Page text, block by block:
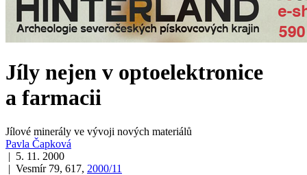
Jíly nejen v optoelektronice
a farmacii
Jílové minerály ve vývoji nových materiálů
Pavla Čapková
| 5. 11. 2000
| Vesmír 79, 617, 2000/11